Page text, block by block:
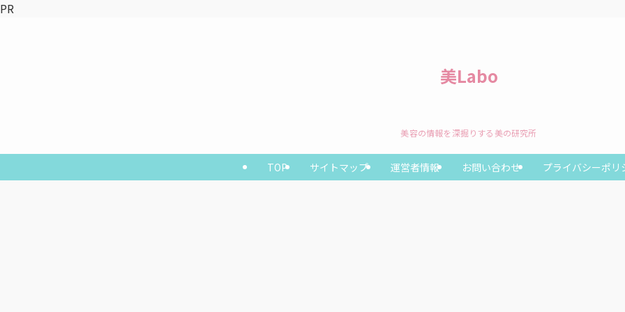
PR
美Labo
美容の情報を深掘りする美の研究所
TOP サイトマップ 運営者情報 お問い合わせ プライバシーポリ